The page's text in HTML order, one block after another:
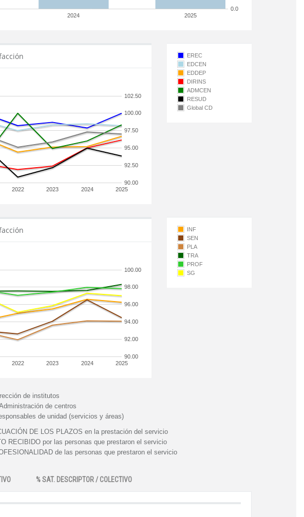
2024 2025
0.0
2022 2023 2024 2025
90.00
92.50
95.00
97.50
100.00
102.50
EREC
EDCEN
EDDEP
DIRINS
ADMCEN
RESUD
Global CD
2022 2023 2024 2025
90.00
92.00
94.00
96.00
98.00
100.00
INF
SEN
PLA
TRA
PROF
SG
de institutos
de centros
de unidad (servicios y áreas)
DE LOS PLAZOS en la prestación del servicio
RECIBIDO por las personas que prestaron el servicio
de las personas que prestaron el servicio
% SAT. DESCRIPTOR / COLECTIVO